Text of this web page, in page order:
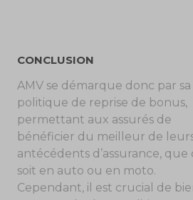
CONCLUSION
AMV se démarque donc par sa
politique de reprise de bonus,
permettant aux assurés de
bénéficier du meilleur de
antécédents d’assurance, que
soit en auto ou en moto.
Cependant, il est crucial de